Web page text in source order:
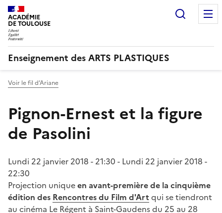
ACADÉMIE
DE TOULOUSE
Enseignement des ARTS PLASTIQUES
Voir le fil d’Ariane
Pignon-Ernest et la figure
de Pasolini
Lundi 22 janvier 2018 - 21:30 - Lundi 22 janvier 2018 -
22:30
Projection uniqueen avant-première de la cinquième
édition des Rencontres du Film d'Artqui se tiendront
au cinéma Le Régent à Saint-Gaudens du 25 au 28